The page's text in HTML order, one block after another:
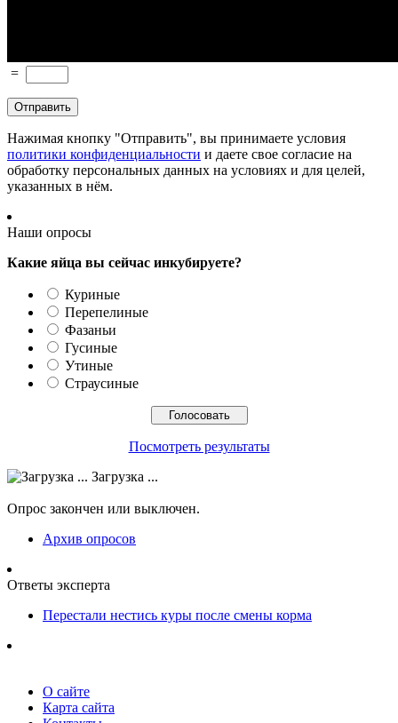
=
Нажимая кнопку "Отправить", вы принимаете условия
политики конфиденциальности и даете свое согласие на
обработку персональных данных на условиях и для целей,
указанных в нём.
Наши опросы
Какие яйца вы сейчас инкубируете?
Куриные
Перепелиные
Фазаньи
Гусиные
Утиные
Страусиные
Посмотреть результаты
Загрузка ...
Опрос закончен или выключен.
Архив опросов
Ответы эксперта
Перестали нестись куры после смены корма
О сайте
Карта сайта